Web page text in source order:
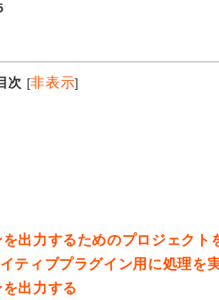
次 [非表示]
出力するためのプロジェクト
ティブプラグイン用に処理を
出力する